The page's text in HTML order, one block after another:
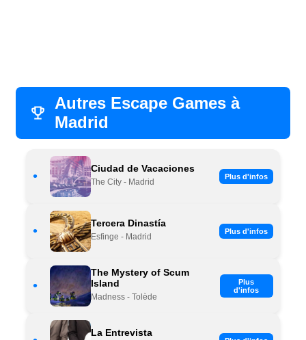
Autres Escape Games à
Madrid
•
Ciudad de Vacaciones
The City - Madrid
Plus d'infos
•
Tercera Dinastía
Esfinge - Madrid
Plus d'infos
•
The Mystery of Scum
Island
Madness - Tolède
Plus
d'infos
La Entrevista